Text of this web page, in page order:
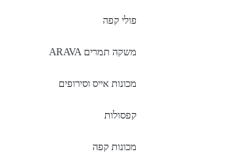
פולי קפה
משקה תמרים ARAVA
מכונות אייס וסירופים
קפסולות
מכונות קפה